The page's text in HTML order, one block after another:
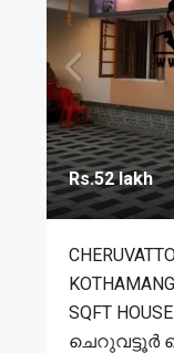
Rs.52 lakh
SQFT
ചെറുവട്ടൂർ